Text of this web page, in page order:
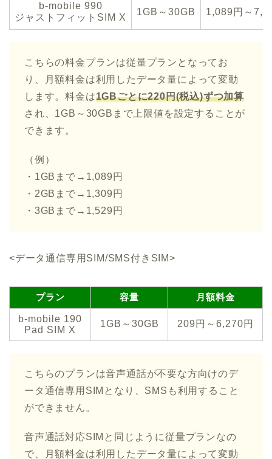
b-mobile 990
ジャストフィットSIM X
1GB～30GB 1,089円～
こちらの料金プランは従量プランとなってお
り、月額料金は利用したデータ量によって変動
します。料金は1GBごとに220円(税込)ずつ加算
され、1GB～30GBまで上限値を設定することが
できます。
（例）
・1GBまで→1,089円
・2GBまで→1,309円
・3GBまで→1,529円
<データ通信専用SIM/SMS付きSIM>
プラン 容量 月額料金
b-mobile 190
Pad SIM X
1GB～30GB 209円～6,270円
こちらのプランは音声通話が不要な方向けのデ
ータ通信専用SIMとなり、SMSも利用すること
ができません。
音声通話対応SIMと同じように従量プランなの
で、月額料金は利用したデータ量によって変動